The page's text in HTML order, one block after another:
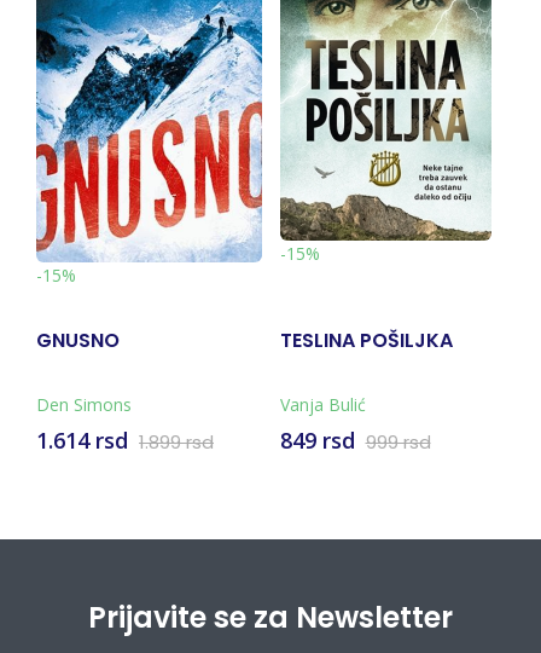
-15%
GNUSNO
Den Simons
1.614 rsd 1.899 rsd
-15%
TESLINA POŠILJKA
Vanja Bulić
849 rsd 999 rsd
Prijavite se za Newsletter